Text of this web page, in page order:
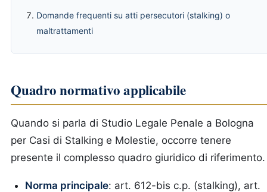
Domande frequenti su atti persecutori (stalking) o
maltrattamenti
Quadro normativo applicabile
Quando si parla di Studio Legale Penale a Bologna
per Casi di Stalking e Molestie, occorre tenere
presente il complesso quadro giuridico di riferimento.
Norma principale: art. 612-bis c.p. (stalking), art.